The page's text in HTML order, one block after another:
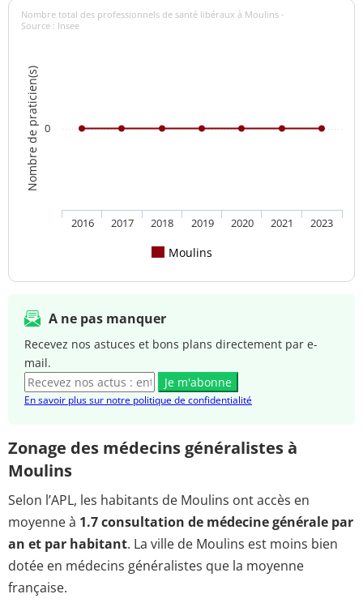
Nombre de praticien(s)
Nombre total des professionnels de santé libéraux à Moulins -
Source : Insee
Moulins
2016 2017 2018 2019 2020 2021 2023
0
A ne pas manquer
Recevez nos astuces et bons plans directement par e-
mail.
Je m'abonne
En savoir plus sur notre politique de confidentialité
Zonage des médecins généralistes à
Moulins
Selon l’APL, les habitants de Moulins ont accès en
moyenne à 1.7 consultation de médecine générale par
an et par habitant. La ville de Moulins est moins bien
dotée en médecins généralistes que la moyenne
française.